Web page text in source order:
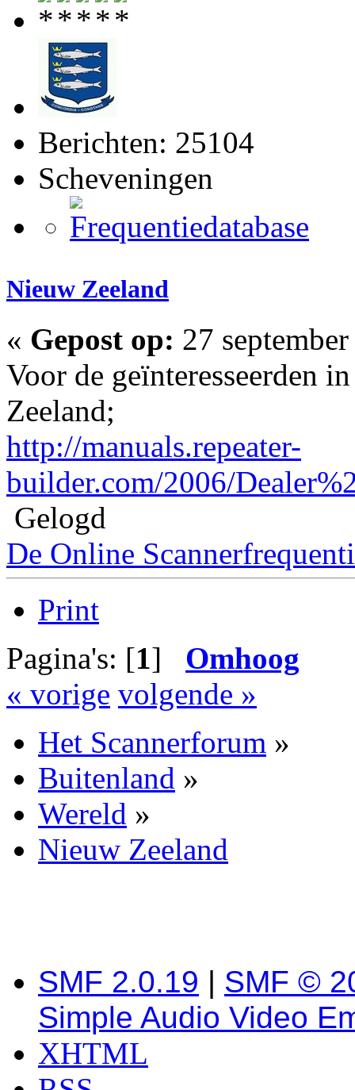
Berichten: 25104
Scheveningen
Nieuw Zeeland
« Gepost op: 27
Voor de geïnteresseerden
Zeeland;
http://manuals.repeater-
builder.com/2006/
Gelogd
De Online
Print
Pagina's: [1] Omhoog
« vorige volgende »
Het Scannerforum »
Buitenland »
Wereld »
Nieuw Zeeland
SMF 2.0.19 | SMF ©
Simple Audio Video
XHTML